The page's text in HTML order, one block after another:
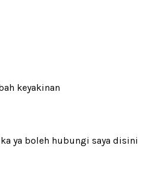
keyakinan
ya boleh hubungi saya disini